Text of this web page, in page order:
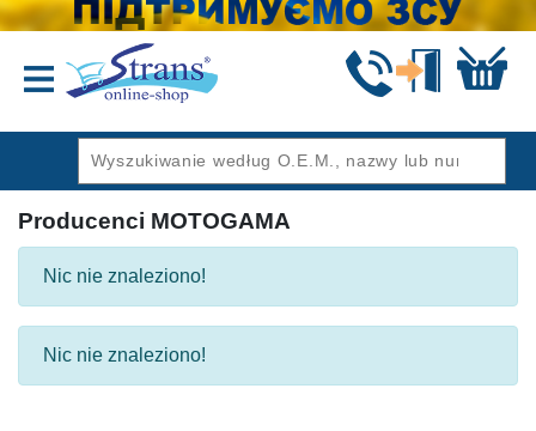
Producenci MOTOGAMA
Nic nie znaleziono!
Nic nie znaleziono!